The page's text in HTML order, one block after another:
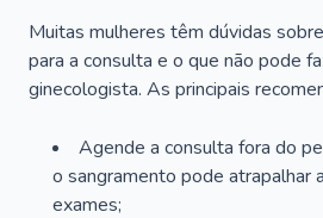
Muitas mulheres têm dúvidas
para a consulta e o que não pode
ginecologista. As principais
Agende a consulta fora do
o sangramento pode atrapalhar
exames;